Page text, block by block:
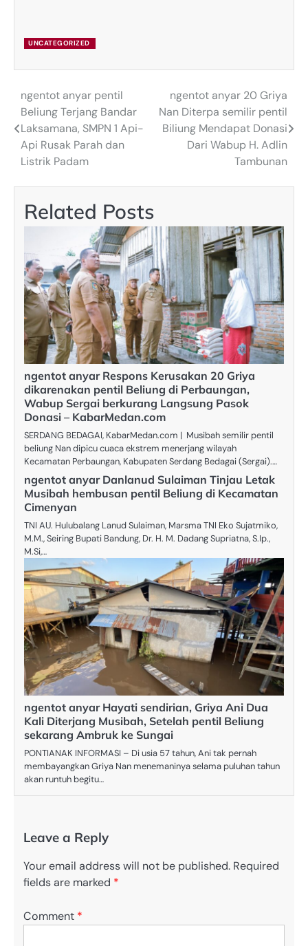
UNCATEGORIZED
Post
navigation
ngentot anyar pentil
Beliung Terjang Bandar
Laksamana, SMPN 1 Api-
Api Rusak Parah dan
Listrik Padam
ngentot anyar 20 Griya
Nan Diterpa semilir pentil
Biliung Mendapat Donasi
Dari Wabup H. Adlin
Tambunan
Related Posts
ngentot anyar Respons Kerusakan 20 Griya
dikarenakan pentil Beliung di Perbaungan,
Wabup Sergai berkurang Langsung Pasok
Donasi – KabarMedan.com
SERDANG BEDAGAI, KabarMedan.com | Musibah semilir pentil
beliung Nan dipicu cuaca ekstrem menerjang wilayah
Kecamatan Perbaungan, Kabupaten Serdang Bedagai (Sergai).…
ngentot anyar Danlanud Sulaiman Tinjau Letak
Musibah hembusan pentil Beliung di Kecamatan
Cimenyan
TNI AU. Hulubalang Lanud Sulaiman, Marsma TNI Eko Sujatmiko,
M.M., Seiring Bupati Bandung, Dr. H. M. Dadang Supriatna, S.Ip.,
M.Si,…
ngentot anyar Hayati sendirian, Griya Ani Dua
Kali Diterjang Musibah, Setelah pentil Beliung
sekarang Ambruk ke Sungai
PONTIANAK INFORMASI – Di usia 57 tahun, Ani tak pernah
membayangkan Griya Nan menemaninya selama puluhan tahun
akan runtuh begitu…
Leave a Reply
Your email address will not be published. Required
fields are marked *
Comment *